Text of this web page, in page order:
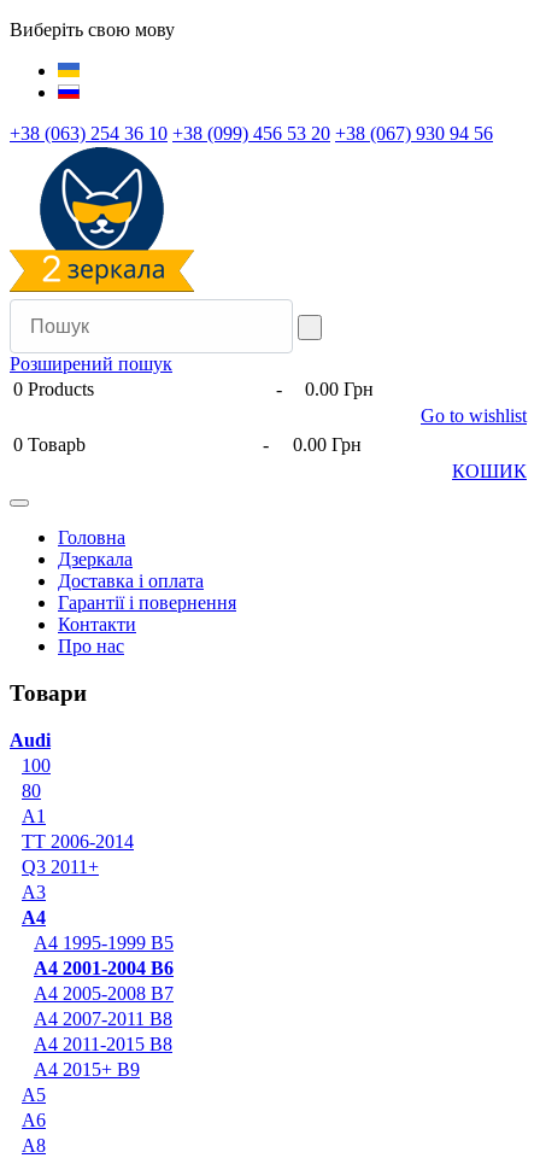
Виберіть свою мову
+38 (063) 254 36 10 +38 (099) 456 53 20 +38 (067) 930 94 56
Розширений пошук
0 Products -
0.00 Грн
Go to wishlist
0 Товарb -
0.00 Грн
КОШИК
Головна
Дзеркала
Доставка і оплата
Гарантії і повернення
Контакти
Про нас
Товари
Audi
100
80
A1
TT 2006-2014
Q3 2011+
A3
A4
A4 1995-1999 B5
A4 2001-2004 B6
A4 2005-2008 B7
A4 2007-2011 B8
A4 2011-2015 B8
A4 2015+ B9
A5
A6
A8